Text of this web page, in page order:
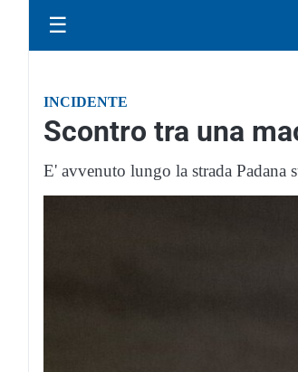
☰
INCIDENTE
Scontro tra una
E' avvenuto lungo la strada Padana